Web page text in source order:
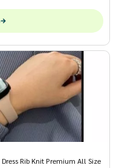
Dress Rib Knit Premium All Size